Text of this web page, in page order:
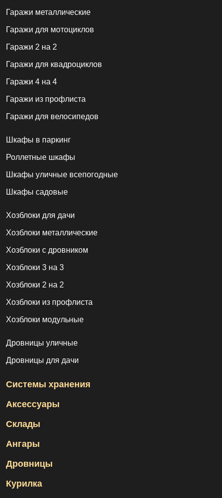
Гаражи металлические
Гаражи для мотоциклов
Гаражи 2 на 2
Гаражи для квадроциклов
Гаражи 4 на 4
Гаражи из профлиста
Гаражи для велосипедов
Шкафы в паркинг
Роллетные шкафы
Шкафы уличные всепогодные
Шкафы садовые
Хозблоки для дачи
Хозблоки металлические
Хозблоки с дровником
Хозблоки 3 на 3
Хозблоки 2 на 2
Хозблоки из профлиста
Хозблоки модульные
Дровницы уличные
Дровницы для дачи
Системы хранения
Аксессуары
Склады
Ангары
Дровницы
Курилка